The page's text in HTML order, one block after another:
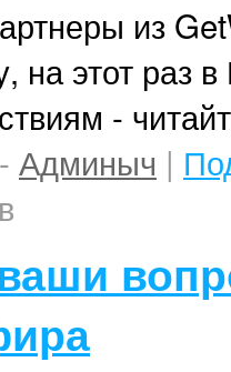
из
на этот раз
-
Админыч |